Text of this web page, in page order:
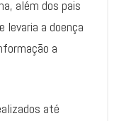
além dos pais
levaria a doença
a
até